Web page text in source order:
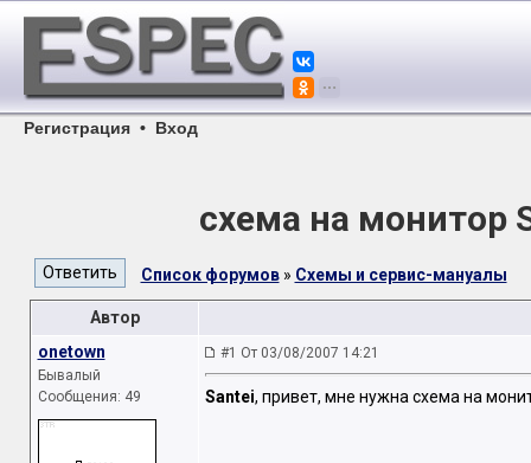
Регистрация • Вход
схема на монитор
Список форумов» Схемы и сервис-мануалы
Автор
onetown
Бывалый
Сообщения: 49
#1 От 03/08/2007 14:21
Santei, привет, мне нужна схема на